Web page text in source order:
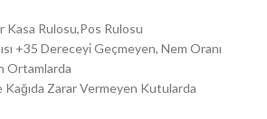
Kasa Rulosu,Pos Rulosu
+35 Dereceyi̇ Geçmeyen, Nem Oranı
Ortamlarda
Kağıda Zarar Vermeyen Kutularda